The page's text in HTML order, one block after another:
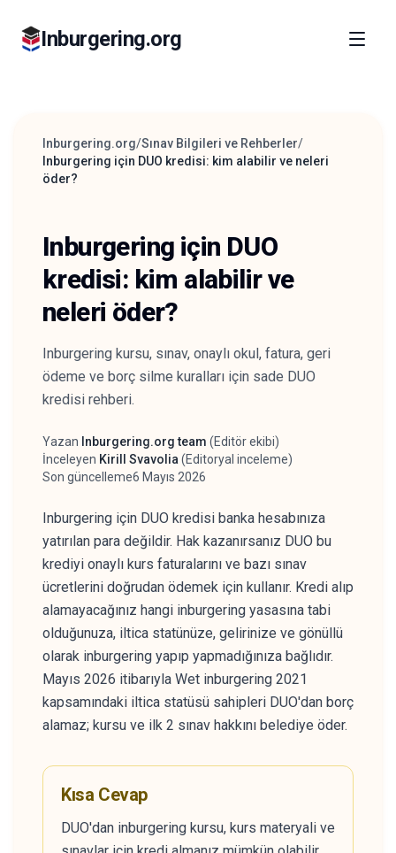
Inburgering.org
Inburgering.org/Sınav Bilgileri ve Rehberler/
Inburgering için DUO kredisi: kim alabilir ve neleri
öder?
Inburgering için DUO
kredisi: kim alabilir ve
neleri öder?
Inburgering kursu, sınav, onaylı okul, fatura, geri
ödeme ve borç silme kuralları için sade DUO
kredisi rehberi.
Yazar
Yazan Inburgering.org team (Editör ekibi)
İnceleyen
İnceleyen Kirill Svavolia (Editoryal inceleme)
Son güncelleme6 Mayıs 2026
Inburgering için DUO kredisi banka hesabınıza
yatırılan para değildir. Hak kazanırsanız DUO bu
krediyi onaylı kurs faturalarını ve bazı sınav
ücretlerini doğrudan ödemek için kullanır. Kredi alıp
alamayacağınız hangi inburgering yasasına tabi
olduğunuza, iltica statünüze, gelirinize ve gönüllü
olarak inburgering yapıp yapmadığınıza bağlıdır.
Mayıs 2026 itibarıyla Wet inburgering 2021
kapsamındaki iltica statüsü sahipleri DUO'dan borç
alamaz; kursu ve ilk 2 sınav hakkını belediye öder.
Kısa Cevap
DUO'dan inburgering kursu, kurs materyali ve